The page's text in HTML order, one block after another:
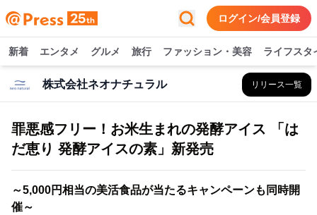
ログイン/会員登録
新着 エンタメ グルメ 旅行 ファッション・美容 ライフスタ
株式会社ネオナチュラル リリース一覧
罪悪感フリー！お米生まれの発酵アイス 「は
だ恵り 発酵アイスの素」新発売
～5,000円相当の美活食品が当たるキャンペーンも同時開
催～